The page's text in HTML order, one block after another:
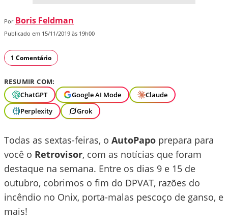
Por Boris Feldman
Publicado em 15/11/2019 às 19h00
1 Comentário
RESUMIR COM:
ChatGPT
Google AI Mode
Claude
Perplexity
Grok
Todas as sextas-feiras, o AutoPapo prepara para
você o Retrovisor, com as notícias que foram
destaque na semana. Entre os dias 9 e 15 de
outubro, cobrimos o fim do DPVAT, razões do
incêndio no Onix, porta-malas pescoço de ganso, e
mais!